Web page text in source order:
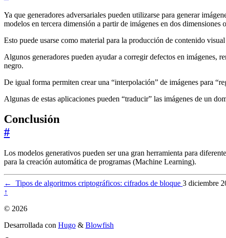
Ya que generadores adversariales pueden utilizarse para generar
modelos en tercera dimensión a partir de imágenes en dos dimensiones
Esto puede usarse como material para la producción de contenido
Algunos generadores pueden ayudar a corregir defectos en imágenes,
negro.
De igual forma permiten crear una “interpolación” de imágenes para
Algunas de estas aplicaciones pueden “traducir” las imágenes de un
Conclusión
#
Los modelos generativos pueden ser una gran herramienta para
para la creación automática de programas (Machine Learning).
← Tipos de algoritmos criptográficos: cifrados de bloque 3 diciembre
↑
© 2026
Desarrollada con Hugo & Blowfish